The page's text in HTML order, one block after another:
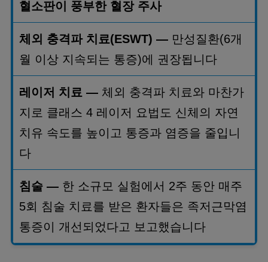
혈소판이 풍부한 혈장 주사
체외 충격파 치료(ESWT) — 만성질환(6개
월 이상 지속되는 통증)에 권장됩니다
레이저 치료 — 체외 충격파 치료와 마찬가
지로 클래스 4 레이저 요법도 신체의 자연
치유 속도를 높이고 통증과 염증을 줄입니
다
침술— 한 소규모 실험에서 2주 동안 매주
5회 침술 치료를 받은 환자들은 족저근막염
통증이 개선되었다고 보고했습니다